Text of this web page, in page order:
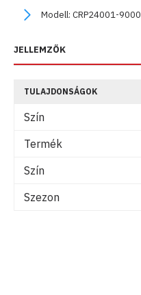
Modell: CRP24001-9000
JELLEMZŐK
TULAJDONSÁGOK
Szín
Termék
Szín
Szezon